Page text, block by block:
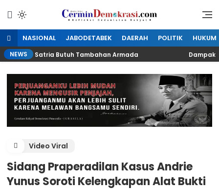
konten
CerminDemokrasi.com
Refleksi Kedaulatan Rakyat
NASIONAL JABODETABEK DAERAH POLITIK HUKUM
NEWS
Medan Satria Butuh Tambahan Armada Dampak
Video Viral
Sidang Praperadilan Kasus Andrie
Yunus Soroti Kelengkapan Alat Bukti
Kunjungi Website Resmi Cermin Demokrasi
Kandungan Etanol Diduga Turunkan Performa
Motor
Kamis, 6 November 2025